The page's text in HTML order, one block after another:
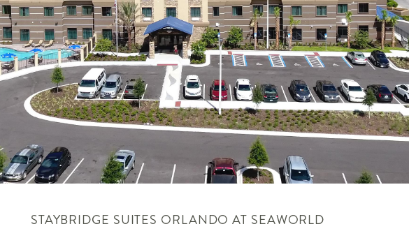
STAYBRIDGE SUITES ORLANDO AT SEAWORLD